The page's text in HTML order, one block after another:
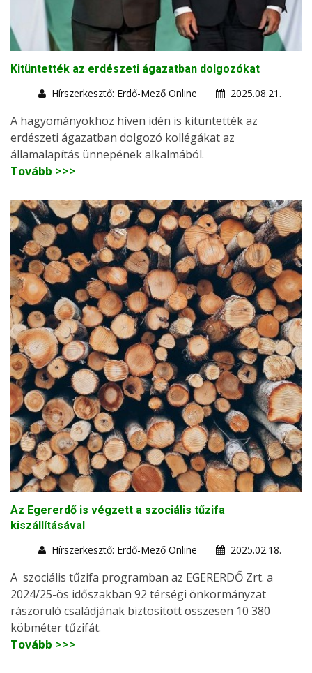
Kitüntették az erdészeti ágazatban dolgozókat
Hírszerkesztő: Erdő-Mező Online
2025.08.21.
A hagyományokhoz híven idén is kitüntették az
erdészeti ágazatban dolgozó kollégákat az
államalapítás ünnepének alkalmából.
Tovább >>>
Az Egererdő is végzett a szociális tűzifa
kiszállításával
Hírszerkesztő: Erdő-Mező Online
2025.02.18.
A szociális tűzifa programban az EGERERDŐ Zrt. a
2024/25-ös időszakban 92 térségi önkormányzat
rászoruló családjának biztosított összesen 10 380
köbméter tűzifát.
Tovább >>>